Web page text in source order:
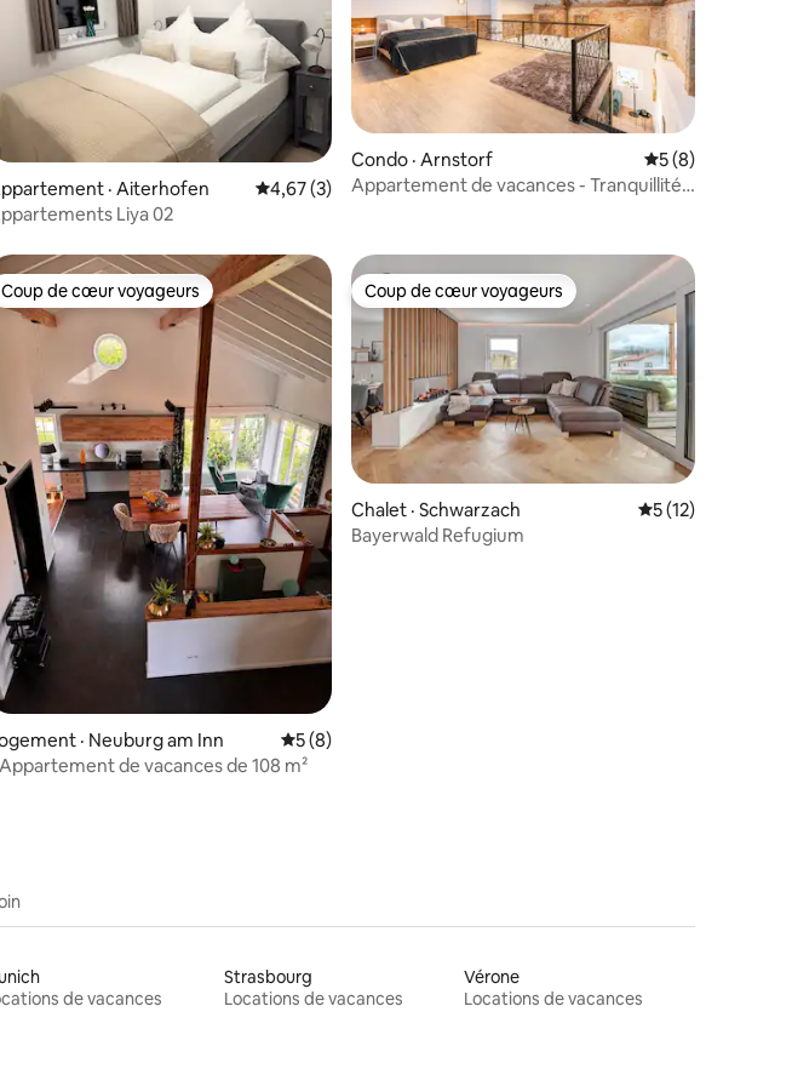
de 4,82 sur 5, 17 commentaires
· Aiterhofen Note moyenne de 4,67 sur 5, 3 commentaires
4,67 (3)
Liya 02
Condo · Arnstorf Note moyenne
5 (8)
Appartement de vacances - Tranquillité
de 5 sur 5, 22 commentaires
Coup de cœur voyageurs
Coup de cœur voyageurs
· Neuburg am Inn Note moyenne de 5 sur 5, 8 commentaires
5 (8)
Appartement de vacances de 108 m²
Coup de cœur voyageurs
Coup de cœur voyageurs
Chalet · Schwarzach Note moyenne
5 (12)
Bayerwald Refugium
de vacances
Strasbourg
Locations de vacances
Vérone
Locations de vacances